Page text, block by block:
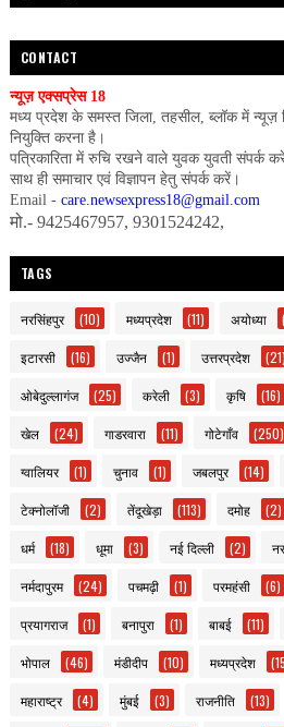
CONTACT
न्यूज़ एक्सप्रेस 18
मध्य प्रदेश के समस्त जिला, तहसील, ब्लॉक में न्यूज़
नियुक्ति करना है।
पत्रिकारिता में रुचि रखने वाले युवक युवती संपर्क
साथ ही समाचार एवं विज्ञापन हेतु संपर्क करें।
Email - care.newsexpress18@gmail.com
मो.- 9425467957, 9301524242,
TAGS
नरसिंहपुर (10) मध्यप्रदेश (11) अयोध्या
इटारसी (16) उज्जैन (1) उत्तरप्रदेश (21)
ओबेदुल्लागंज (25) करेली (3) कृषि (16)
खेल (24) गाडरवारा (11) गोटेगाँव (250)
ग्वालियर (1) चुनाव (1) जबलपुर (14)
टेक्नोलॉजी (2) तेंदूखेड़ा (113) दमोह (2)
धर्म (18) धूमा (3) नई दिल्ली (2)
नर्मदापुरम (24) पचमढ़ी (1) परमहंसी (6)
प्रयागराज (1) बनापुरा (1) बाबई (11)
भोपाल (46) मंडीदीप (10) मध्यप्रदेश
महाराष्ट्र (4) मुंबई (3) राजनीति (13)